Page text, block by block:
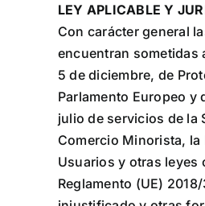
LEY APLICABLE Y
Con carácter general
encuentran sometidas
5 de diciembre, de
Parlamento Europeo y
julio de servicios de la
Comercio Minorista, la
Usuarios y otras leyes
Reglamento (UE)